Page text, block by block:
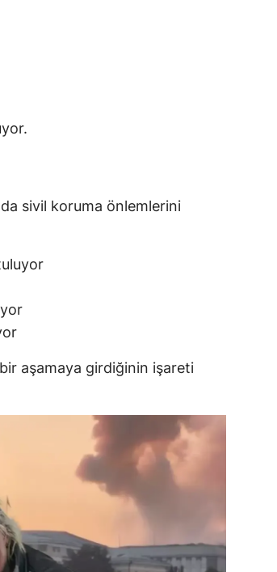
sivil koruma önlemlerini
aşamaya girdiğinin işareti